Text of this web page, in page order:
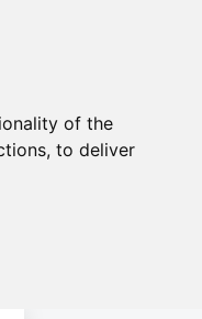
of the
, to deliver